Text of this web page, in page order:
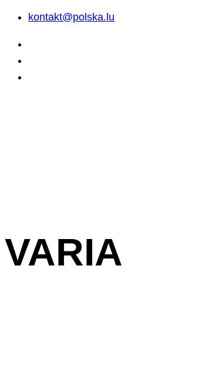
kontakt@polska.lu
VARIA